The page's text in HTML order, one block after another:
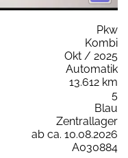
Pkw
Kombi
Okt / 2025
Automatik
13.612 km
5
Blau
Zentrallager
ab ca. 10.08.2026
A030884